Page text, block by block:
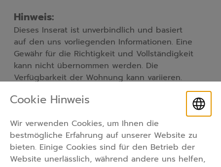
Hinweis:
Dieses Inserat ist unverbindlich und basiert
auf den uns vorliegenden Informationen. Eine
Gewähr für die Richtigkeit und Vollständigkeit
kann nicht übernommen werden. Die
Verfügbarkeit der Wohnung kann variieren.
Sie interessieren Sich für unser
Angebot?
Kontaktieren Sie uns jetzt!
cozylikehomegmbh@outlook.com
Cookie Hinweis
Wir verwenden Cookies, um Ihnen die
bestmögliche Erfahrung auf unserer Website zu
bieten. Einige Cookies sind für den Betrieb der
Website unerlässlich, während andere uns helfen,